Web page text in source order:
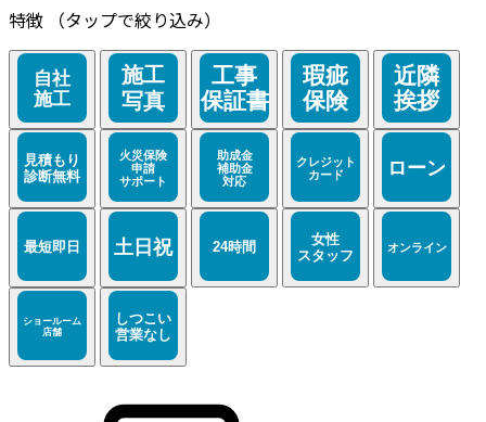
特徴
（タップで絞り込み）